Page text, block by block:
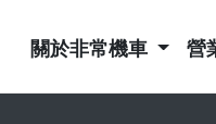
關於非常機車 營